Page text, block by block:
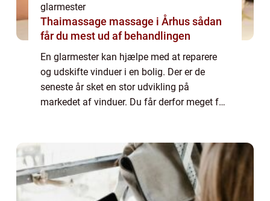
glarmester
Thaimassage massage i Århus sådan
får du mest ud af behandlingen
En glarmester kan hjælpe med at reparere
og udskifte vinduer i en bolig. Der er de
seneste år sket en stor udvikling på
markedet af vinduer. Du får derfor meget for